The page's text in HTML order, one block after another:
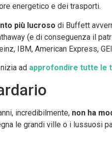
energetico e dei trasporti.
più lucroso di Buffett
(e di conseguenza il
IBM, American Express,
ad approfondire tutte le
incredibilmente, non ha
le grandi ville o i lussuosi